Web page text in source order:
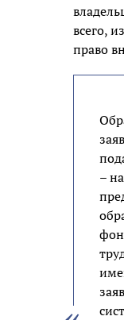
всего,
право
–